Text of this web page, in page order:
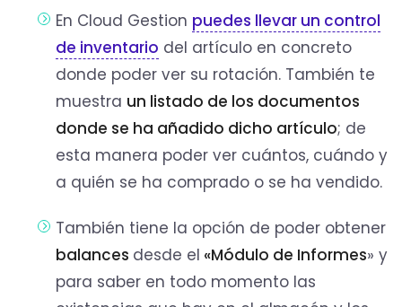
En Cloud Gestion puedes llevar un control
de inventario del artículo en concreto
donde poder ver su rotación. También te
muestra un listado de los documentos
donde se ha añadido dicho artículo; de
esta manera poder ver cuántos, cuándo y
a quién se ha comprado o se ha vendido.
También tiene la opción de poder obtener
balances desde el «Módulo de Informes» y
para saber en todo momento las